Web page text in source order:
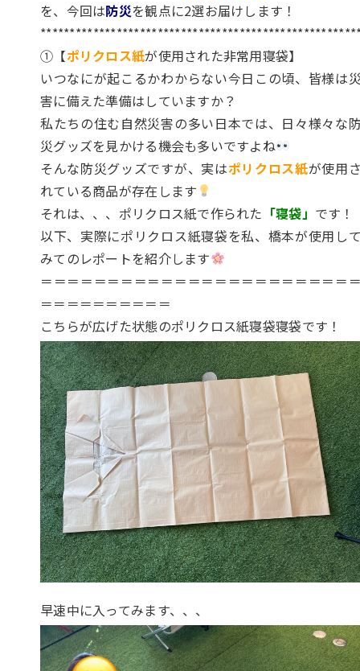
を、今回は防災を観点に2選お届けします！
①【ポリクロス紙が使用された非常用寝袋】
いつなにが起こるかわからない今日この頃、皆様は
害に備えた準備はしていますか？
私たちの住む自然災害の多い日本では、日々様々な
災グッズを見かける機会も多いですよね
そんな防災グッズですが、実はポリクロス紙が使用
れている商品が存在します
それは、、、ポリクロス紙で作られた 「寝袋」 です！
以下、実際にポリクロス紙寝袋を私、橋本が使用し
みてのレポートを紹介します
＝＝＝＝＝＝＝＝＝＝＝＝＝＝＝＝＝＝＝＝＝＝＝
＝＝＝＝＝＝＝＝＝＝
こちらが広げた状態のポリクロス紙寝袋寝袋です！
早速中に入ってみます、、、